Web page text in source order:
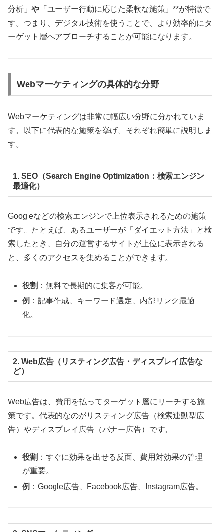
分析」 や 「ユーザー行動に応じた柔軟な施策」**が特徴で
す。つまり、デジタル技術を使うことで、より効率的にタ
ーゲット層へアプローチすることが可能になります。
Webマーケティングの具体的な分野
Webマーケティングは非常に幅広い分野に分かれていま
す。以下に代表的な施策を挙げ、それぞれ簡単に説明しま
す。
1. SEO（Search Engine Optimization：検索エンジン
最適化）
Googleなどの検索エンジンで上位表示されるための施策
です。たとえば、あるユーザーが「ダイエット方法」と検
索したとき、自分の運営するサイトが上位に表示される
と、多くのアクセスを集めることができます。
役割 ：無料で長期的に集客が可能。
例 ：記事作成、キーワード選定、内部リンク最適
化。
2. Web広告（リスティング広告・ディスプレイ広告な
ど）
Web広告は、費用を払ってターゲット層にリーチする施
策です。代表的なのがリスティング広告（検索連動型広
告）やディスプレイ広告（バナー広告）です。
役割 ：すぐに効果を出せる反面、費用対効果の管理
が重要。
例 ：Google広告、Facebook広告、Instagram広告。